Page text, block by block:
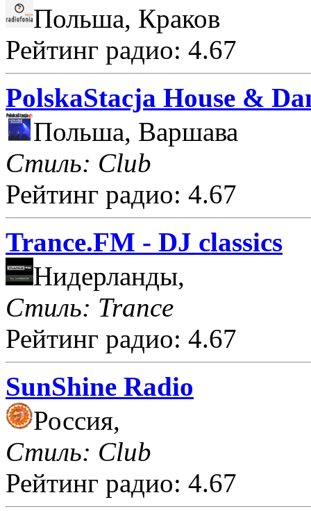
Польша, Краков
Рейтинг радио: 4.67
PolskaStacja House &
Польша, Варшава
Стиль: Club
Рейтинг радио: 4.67
Trance.FM - DJ classics
Нидерланды,
Стиль: Trance
Рейтинг радио: 4.67
SunShine Radio
Россия,
Стиль: Club
Рейтинг радио: 4.67